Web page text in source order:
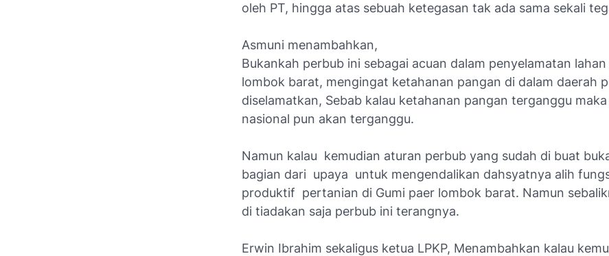
oleh PT, hingga atas sebuah ketegasan tak ada sama sekali
Asmuni menambahkan,
Bukankah perbub ini sebagai acuan dalam penyelamatan
lombok barat, mengingat ketahanan pangan di dalam daerah
diselamatkan, Sebab kalau ketahanan pangan terganggu
nasional pun akan terganggu.
Namun kalau kemudian aturan perbub yang sudah di buat
bagian dari upaya untuk mengendalikan dahsyatnya alih
produktif pertanian di Gumi paer lombok barat. Namun
di tiadakan saja perbub ini terangnya.
Erwin Ibrahim sekaligus ketua LPKP, Menambahkan kalau